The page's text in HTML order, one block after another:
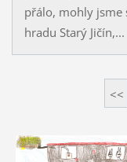
přálo, mohly jsme
hradu Starý Jičín,...
<<